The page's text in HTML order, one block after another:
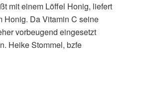
mit einem Löffel Honig, liefert
Honig. Da Vitamin C seine
vorbeugend eingesetzt
Heike Stommel, bzfe